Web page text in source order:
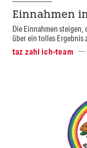
Einnahmen
Die Einnahmen steigen,
über ein tolles Ergebnis
taz zahl ich-team